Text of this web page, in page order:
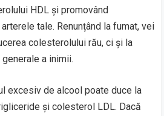
HDL și promovând
tale. Renunțând la fumat, vei
colesterolului rău, ci și la
a inimii.
excesiv de alcool poate duce la
și colesterol LDL. Dacă